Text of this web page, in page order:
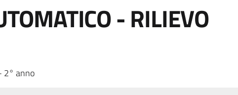
- RILIEVO
anno